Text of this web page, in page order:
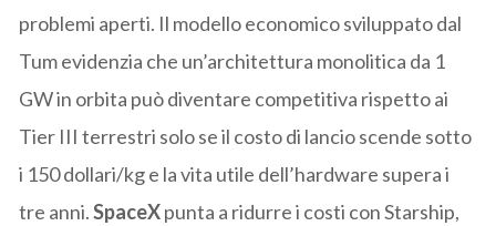
problemi aperti. Il modello economico sviluppato dal
Tum evidenzia che un’architettura monolitica da 1
GW in orbita può diventare competitiva rispetto ai
Tier III terrestri solo se il costo di lancio scende sotto
i 150 dollari/kg e la vita utile dell’hardware supera i
tre anni.SpaceXpunta a ridurre i costi con Starship,